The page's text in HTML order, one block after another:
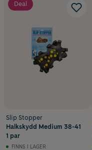
Deal
Slip Stopper
Halkskydd Medium 38-41
1 par
FINNS I LAGER